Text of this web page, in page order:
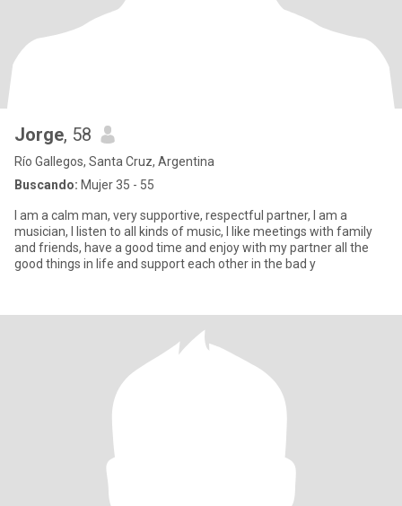
Jorge, 58
Río Gallegos, Santa Cruz, Argentina
Buscando: Mujer 35 - 55
I am a calm man, very supportive, respectful partner, I am a
musician, I listen to all kinds of music, I like meetings with family
and friends, have a good time and enjoy with my partner all the
good things in life and support each other in the bad y